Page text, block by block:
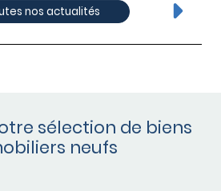
nos actualités
sélection de biens
neufs